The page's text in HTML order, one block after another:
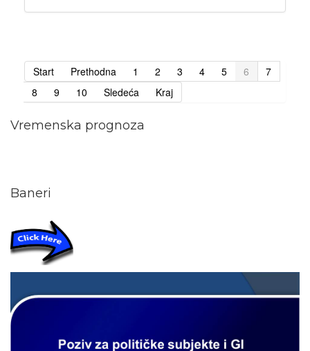
Start Prethodna 1 2 3 4 5 6
7
8
9 10 Sledeća Kraj
Vremenska prognoza
Baneri